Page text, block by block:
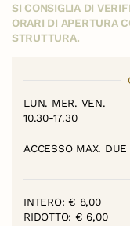
SI CONSIGLIA DI
ORARI DI APERTURA
STRUTTURA.
LUN. MER. VEN.
10.30-17.30
ACCESSO MAX.
INTERO: € 8,00
RIDOTTO: € 6,00